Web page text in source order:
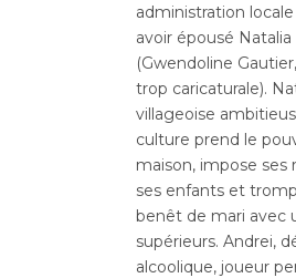
administration
avoir épousé Natalia
(Gwendoline
trop caricaturale).
villageoise
culture prend le
maison, impose ses
ses enfants et
benêt de mari avec
supérieurs. Andrei,
alcoolique, joueur